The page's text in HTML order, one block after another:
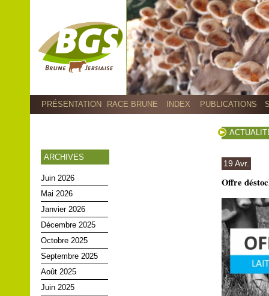
PRÉSENTATION RACE BRUNE INDEX PUBLICATIONS
ARCHIVES
Juin 2026
Mai 2026
Janvier 2026
Décembre 2025
Octobre 2025
Septembre 2025
Août 2025
Juin 2025
19 Avr.
Offre